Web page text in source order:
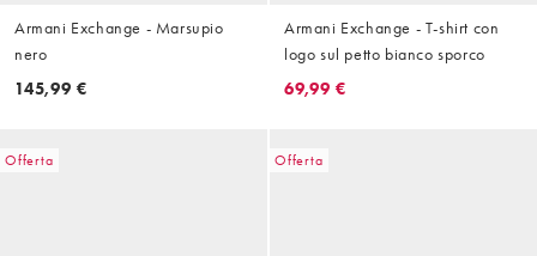
Armani Exchange - Marsupio
nero
145,99 €
Armani Exchange - T-shirt con
logo sul petto bianco sporco
69,99 €
Offerta Offerta